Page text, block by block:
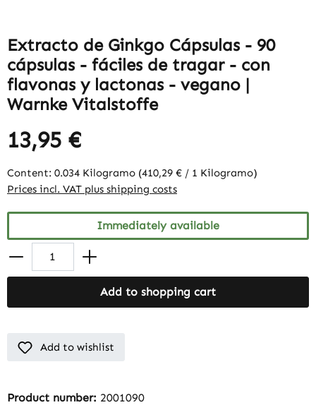
Extracto de Ginkgo Cápsulas - 90
cápsulas - fáciles de tragar - con
flavonas y lactonas - vegano |
Warnke Vitalstoffe
13,95 €
Content: 0.034 Kilogramo (410,29 € / 1 Kilogramo)
Prices incl. VAT plus shipping costs
Immediately available
Add to shopping cart
Add to wishlist
Product number: 2001090